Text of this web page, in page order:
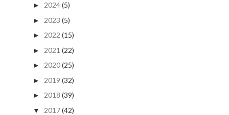
► 2024(5)
► 2023 (5)
► 2022 (15)
► 2021 (22)
► 2020(25)
► 2019 (32)
► 2018 (39)
▼ 2017(42)